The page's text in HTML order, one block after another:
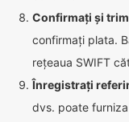
Confirmați și
confirmați plata.
rețeaua SWIFT
Înregistrați
dvs. poate